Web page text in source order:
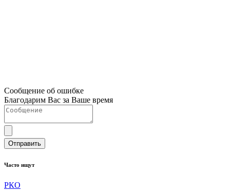
Сообщение об ошибке
Благодарим Вас за Ваше время
Отправить
Часто ищут
РКО